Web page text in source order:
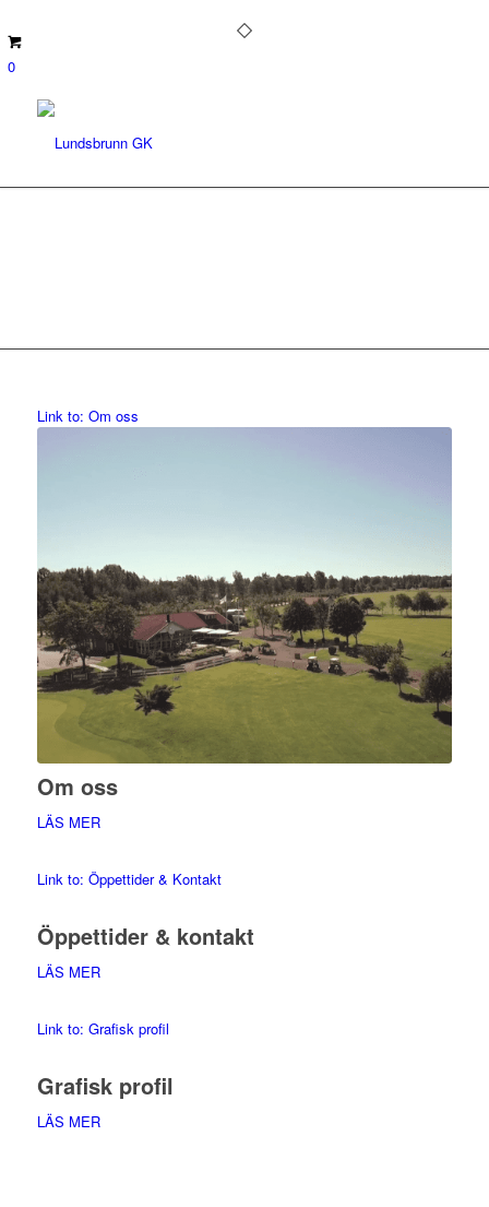
0
Link to: Om oss
Om oss
LÄS MER
Link to: Öppettider & Kontakt
Öppettider & kontakt
LÄS MER
Link to: Grafisk profil
Grafisk profil
LÄS MER